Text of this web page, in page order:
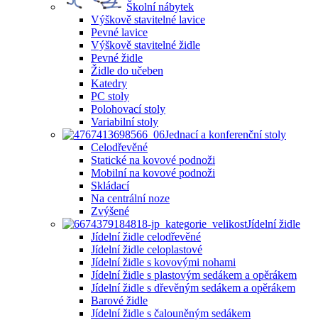
Školní nábytek
Výškově stavitelné lavice
Pevné lavice
Výškově stavitelné židle
Pevné židle
Židle do učeben
Katedry
PC stoly
Polohovací stoly
Variabilní stoly
Jednací a konferenční stoly
Celodřevěné
Statické na kovové podnoži
Mobilní na kovové podnoži
Skládací
Na centrální noze
Zvýšené
Jídelní židle
Jídelní židle celodřevěné
Jídelní židle celoplastové
Jídelní židle s kovovými nohami
Jídelní židle s plastovým sedákem a opěrákem
Jídelní židle s dřevěným sedákem a opěrákem
Barové židle
Jídelní židle s čalouněným sedákem